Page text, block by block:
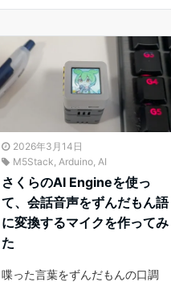
2026年3月14日
M5Stack Arduino AI
さくらのAI Engineを使っ
て、会話音声をずんだもん語
に変換するマイクを作ってみ
た
喋った言葉をずんだもんの口調